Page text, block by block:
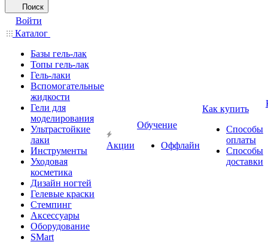
Поиск
Войти
Каталог
Базы гель-лак
Топы гель-лак
Гель-лаки
Вспомогательные
жидкости
Гели для
моделирования
Ультрастойкие
лаки
Инструменты
Уходовая
косметика
Дизайн ногтей
Гелевые краски
Стемпинг
Аксессуары
Оборудование
SMart
Акции
Обучение
Оффлайн
Как купить
Способы
оплаты
Способы
доставки